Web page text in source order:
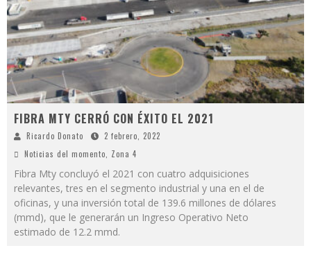
FIBRA MTY CERRÓ CON ÉXITO EL 2021
Ricardo Donato
2 febrero, 2022
Noticias del momento
Zona 4
Fibra Mty concluyó el 2021 con cuatro adquisiciones
relevantes, tres en el segmento industrial y una en el de
oficinas, y una inversión total de 139.6 millones de dólares
(mmd), que le generarán un Ingreso Operativo Neto
estimado de 12.2 mmd.